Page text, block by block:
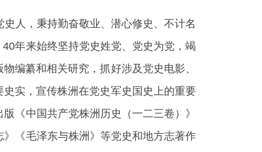
人，秉持勤奋敬业、潜心修史、不计名
年来始终坚持党史姓党、党史为党，竭
编纂和相关研究，抓好涉及党史电影、
实，宣传株洲在党史军史国史上的重要
《中国共产党株洲历史（一二三卷）》
《毛泽东与株洲》等党史和地方志著作